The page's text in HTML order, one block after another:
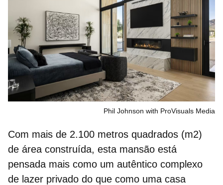
Phil Johnson with ProVisuals Media
Com mais de 2.100 metros quadrados (m2)
de área construída, esta mansão está
pensada mais como um autêntico complexo
de lazer privado do que como uma casa